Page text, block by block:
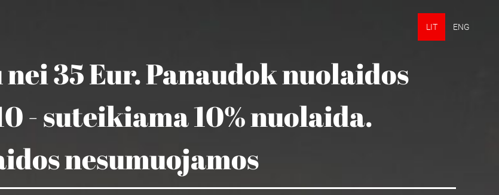
LIT ENG
35 Eur. Panaudok nuolaidos
- suteikiama 10% nuolaida.
nesumuojamos